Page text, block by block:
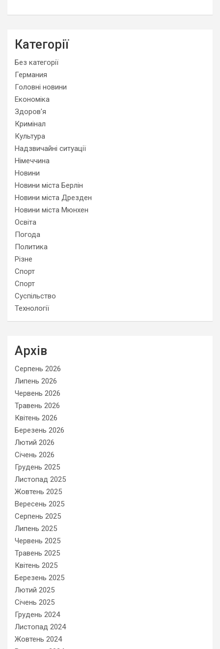
Категорії
Без категорії
Германия
Головні новини
Економіка
Здоров'я
Кримінал
Культура
Надзвичайні ситуації
Німеччина
Новини
Новини міста Берлін
Новини міста Дрезден
Новини міста Мюнхен
Освіта
Погода
Политика
Різне
Спорт
Спорт
Суспільство
Технології
Архів
Серпень 2026
Липень 2026
Червень 2026
Травень 2026
Квітень 2026
Березень 2026
Лютий 2026
Січень 2026
Грудень 2025
Листопад 2025
Жовтень 2025
Вересень 2025
Серпень 2025
Липень 2025
Червень 2025
Травень 2025
Квітень 2025
Березень 2025
Лютий 2025
Січень 2025
Грудень 2024
Листопад 2024
Жовтень 2024